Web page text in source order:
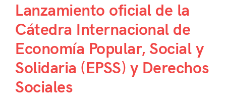
Lanzamiento oficial de la
Cátedra Internacional de
Economía Popular, Social y
Solidaria (EPSS) y Derechos
Sociales